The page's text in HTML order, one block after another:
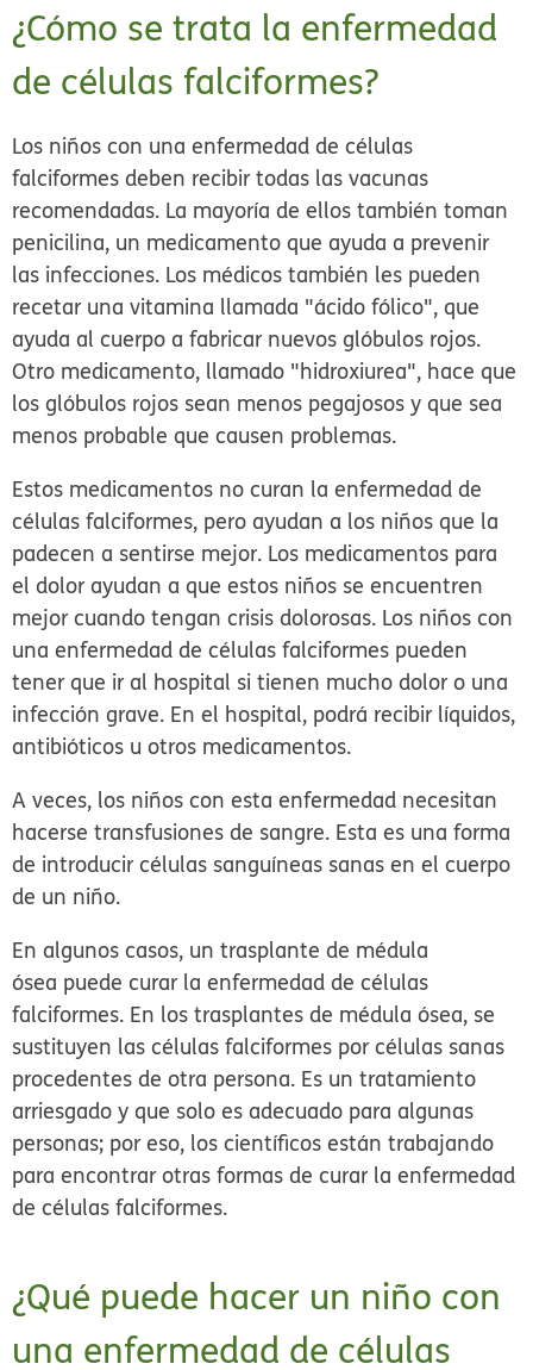
¿Cómo se trata la enfermedad
de células falciformes?
Los niños con una enfermedad de células
falciformes deben recibir todas las vacunas
recomendadas. La mayoría de ellos también toman
penicilina, un medicamento que ayuda a prevenir
las infecciones. Los médicos también les pueden
recetar una vitamina llamada "ácido fólico", que
ayuda al cuerpo a fabricar nuevos glóbulos rojos.
Otro medicamento, llamado "hidroxiurea", hace que
los glóbulos rojos sean menos pegajosos y que sea
menos probable que causen problemas.
Estos medicamentos no curan la enfermedad de
células falciformes, pero ayudan a los niños que la
padecen a sentirse mejor. Los medicamentos para
el dolor ayudan a que estos niños se encuentren
mejor cuando tengan crisis dolorosas. Los niños con
una enfermedad de células falciformes pueden
tener que ir al hospital si tienen mucho dolor o una
infección grave. En el hospital, podrá recibir líquidos,
antibióticos u otros medicamentos.
A veces, los niños con esta enfermedad necesitan
hacerse transfusiones de sangre. Esta es una forma
de introducir células sanguíneas sanas en el cuerpo
de un niño.
En algunos casos, un trasplante de médula
ósea puede curar la enfermedad de células
falciformes. En los trasplantes de médula ósea, se
sustituyen las células falciformes por células sanas
procedentes de otra persona. Es un tratamiento
arriesgado y que solo es adecuado para algunas
personas; por eso, los científicos están trabajando
para encontrar otras formas de curar la enfermedad
de células falciformes.
¿Qué puede hacer un niño con
una enfermedad de células